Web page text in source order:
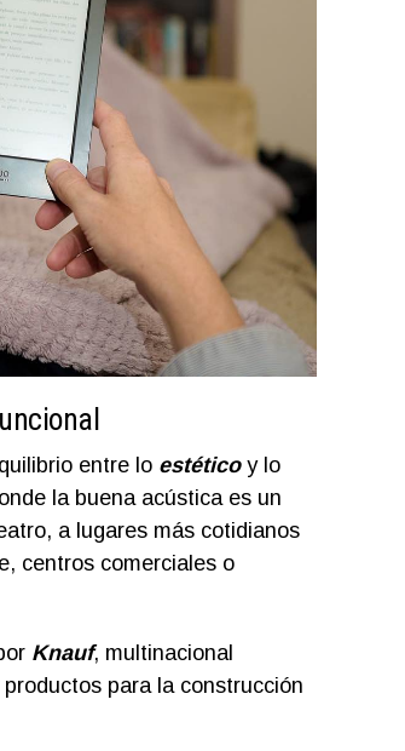
entre loestéticoy lo
la buena acústica es un
a lugares más cotidianos
centros comerciales o
Knauf, multinacional
para la construcción